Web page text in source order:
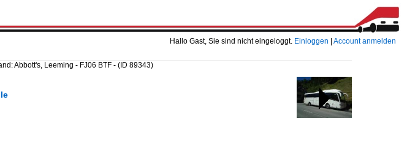
Hallo Gast, Sie sind nicht eingeloggt. Einloggen Account anmelden
Abbott's, Leeming - FJ06 BTF - (ID 89343)